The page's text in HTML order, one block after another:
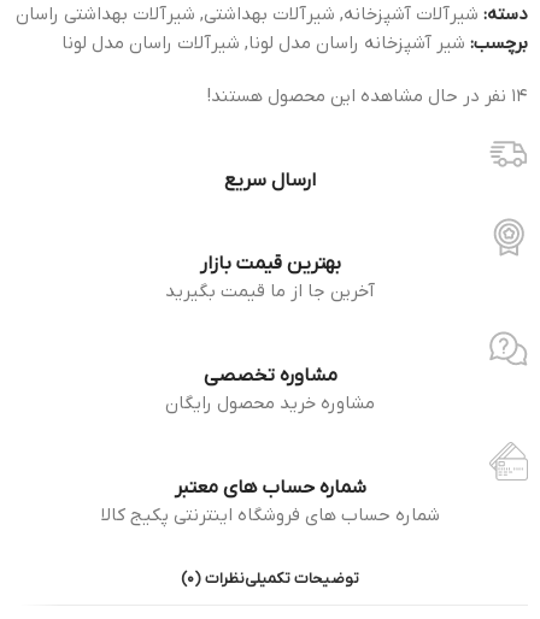
دسته: شیرآلات آشپزخانه, شیرآلات بهداشتی, شیرآلات بهداشتی راسان
برچسب: شیر آشپزخانه راسان مدل لونا, شیرآلات راسان مدل لونا
14 نفر در حال مشاهده این محصول هستند!
ارسال سریع
بهترین قیمت بازار
آخرین جا از ما قیمت بگیرید
مشاوره تخصصی
مشاوره خرید محصول رایگان
شماره حساب های معتبر
شماره حساب های فروشگاه اینترنتی پکیج کالا
توضیحات تکمیلینظرات (0)